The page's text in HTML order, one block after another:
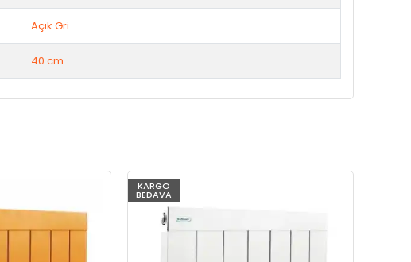
Açık Gri
40 cm.
KARGO
BEDAVA